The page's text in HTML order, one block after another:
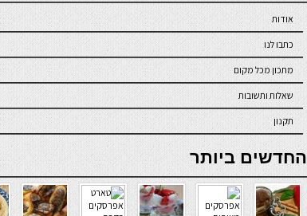
אודות
כתבו לנו
מתכון מכל מקום
שאלות ותשובות
תקנון
online casino
החדשים ביותר